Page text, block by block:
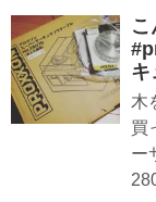
キ
木
買
ー